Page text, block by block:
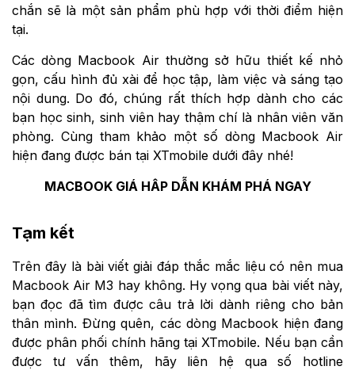
chắn sẽ là một sản phẩm phù hợp với thời điểm hiện
tại.
Các dòng Macbook Air thường sở hữu thiết kế nhỏ
gọn, cấu hình đủ xài để học tập, làm việc và sáng tạo
nội dung. Do đó, chúng rất thích hợp dành cho các
bạn học sinh, sinh viên hay thậm chí là nhân viên văn
phòng. Cùng tham khảo một số dòng Macbook Air
hiện đang được bán tại XTmobile dưới đây nhé!
MACBOOK GIÁ HÂP DẪN KHÁM PHÁ NGAY
Tạm kết
Trên đây là bài viết giải đáp thắc mắc liệu có nên mua
Macbook Air M3 hay không. Hy vọng qua bài viết này,
bạn đọc đã tìm được câu trả lời dành riêng cho bản
thân mình. Đừng quên, các dòng Macbook hiện đang
được phân phối chính hãng tại XTmobile. Nếu bạn cần
được tư vấn thêm, hãy liên hệ qua số hotline